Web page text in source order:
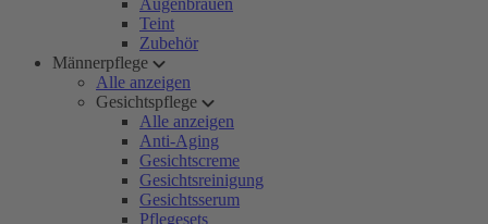
Augenbrauen
Teint
Zubehör
Männerpflege
Alle anzeigen
Gesichtspflege
Alle anzeigen
Anti-Aging
Gesichtscreme
Gesichtsreinigung
Gesichtsserum
Pflegesets